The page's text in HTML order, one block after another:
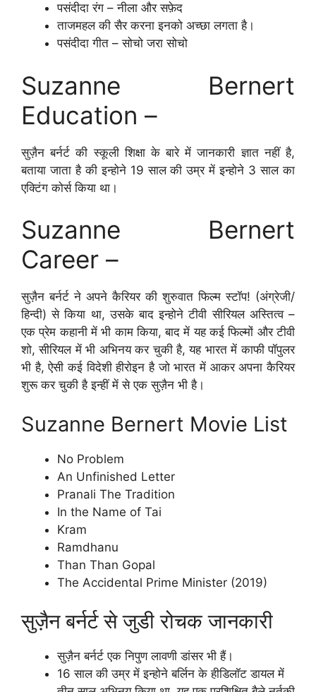
पसंदीदा रंग – नीला और सफ़ेद
ताजमहल की सैर करना इनको अच्छा लगता है।
पसंदीदा गीत – सोचो जरा सोचो
Suzanne Bernert
Education –
सुज़ैन बर्नर्ट की स्कूली शिक्षा के बारे में जानकारी ज्ञात नहीं है,
बताया जाता है की इन्होने 19 साल की उम्र में इन्होने 3 साल का
एक्टिंग कोर्स किया था।
Suzanne Bernert
Career –
सुज़ैन बर्नर्ट ने अपने कैरियर की शुरुवात फिल्म स्टॉप! (अंग्रेजी/
हिन्दी) से किया था, उसके बाद इन्होने टीवी सीरियल अस्तित्व –
एक प्रेम कहानी में भी काम किया, बाद में यह कई फिल्मों और टीवी
शो, सीरियल में भी अभिनय कर चुकी है, यह भारत में काफी पॉपुलर
भी है, ऐसी कई विदेशी हीरोइन है जो भारत में आकर अपना कैरियर
शुरू कर चुकी है इन्हीं में से एक सुज़ैन भी है।
Suzanne Bernert Movie List
No Problem
An Unfinished Letter
Pranali The Tradition
In the Name of Tai
Kram
Ramdhanu
Than Than Gopal
The Accidental Prime Minister (2019)
सुज़ैन बर्नर्ट से जुडी रोचक जानकारी
सुज़ैन बर्नर्ट एक निपुण लावणी डांसर भी हैं।
16 साल की उम्र में इन्होने बर्लिन के हीडिलॉट डायल में